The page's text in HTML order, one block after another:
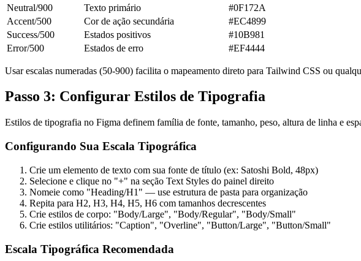
Neutral/900
Texto primário
#0F172A
Accent/500
Cor de ação secundária
#EC4899
Success/500
Estados positivos
#10B981
Error/500
Estados de erro #EF4444
Usar escalas numeradas (50-900) facilita o mapeamento direto para Tailwind CSS ou
Passo 3: Configurar Estilos de Tipografia
Estilos de tipografia no Figma definem família de fonte, tamanho, peso, altura de linha e
Configurando Sua Escala Tipográfica
Crie um elemento de texto com sua fonte de título (ex: Satoshi Bold, 48px)
Selecione e clique no "+" na seção Text Styles do painel direito
Nomeie como "Heading/H1" — use estrutura de pasta para organização
Repita para H2, H3, H4, H5, H6 com tamanhos decrescentes
Crie estilos de corpo: "Body/Large", "Body/Regular", "Body/Small"
Crie estilos utilitários: "Caption", "Overline", "Button/Large", "Button/Small"
Escala Tipográfica Recomendada